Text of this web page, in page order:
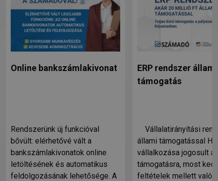
Online bankszámlakivonat
Rendszerünk új funkcióval
bővült: elérhetővé vált a
bankszámlakivonatok online
letöltésének és automatikus
feldolgozásának lehetősége. A
ERP rendszer állami
támogatás
Vállalatirányítási
állami támogatással Ha
vállalkozása jogosult
támogatásra, most
feltételek mellett